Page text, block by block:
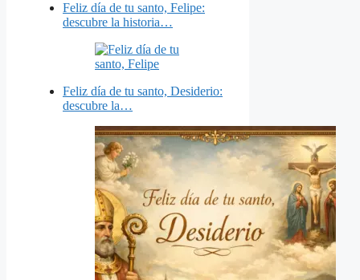
Feliz día de tu santo, Felipe:
descubre la historia…
Feliz día de tu santo, Desiderio:
descubre la…